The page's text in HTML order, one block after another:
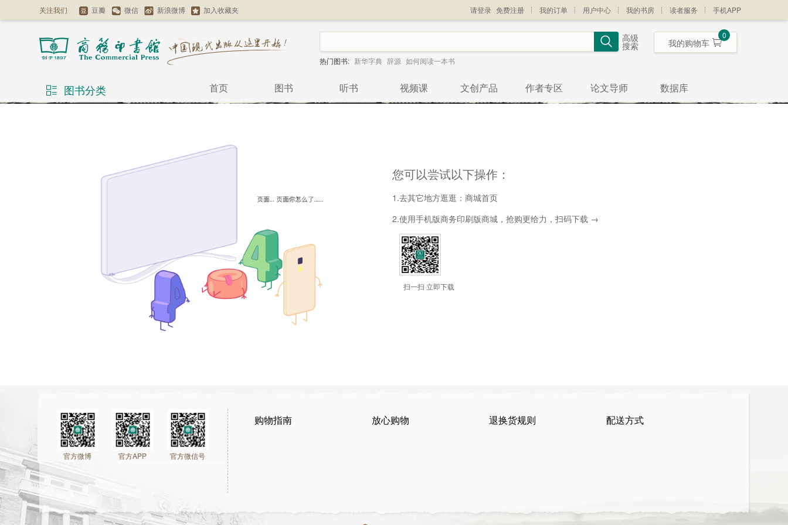
关注我们 豆瓣 微信 新浪微博 加入收藏夹 请登录 免费注册 我的订单 用户中心 我的书房 读者服务 手机APP
高级
搜索
热门图书: 新华字典 辞源 如何阅读一本书
我的购物车
0
图书分类 首页 图书 听书 视频课 文创产品 作者专区 论文导师 数据库
您可以尝试以下操作：
1.去其它地方逛逛： 商城首页
2.使用手机版商务印刷版商城，抢购更给力，扫码下载 →
扫一扫 立即下载
官方微博 官方APP 官方微信号
购物指南 放心购物 退换货规则 配送方式